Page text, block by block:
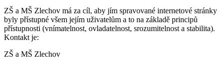
ZŠ a MŠ Zlechov má za cíl, aby jím spravované internetové stránky
byly přístupné všem jejím uživatelům a to na základě principů
přístupnosti (vnímatelnost, ovladatelnost, srozumitelnost a stabilita).
Kontakt je:
ZŠ a MŠ Zlechov